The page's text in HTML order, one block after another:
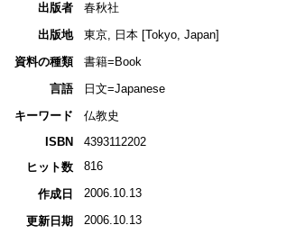
出版者
春秋社
出版地
東京, 日本 [Tokyo, Japan]
資料の種類
書籍=Book
言語
日文=Japanese
キーワード
仏教史
ISBN
4393112202
ヒット数
816
作成日 2006.10.13
更新日期 2006.10.13